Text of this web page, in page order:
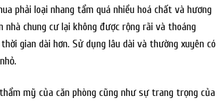
phải loại nhang tẩm quá nhiều hoá chất và hương
nhà chung cư lại không được rộng rãi và thoáng
gian dài hơn. Sử dụng lâu dài và thường xuyên có
mỹ của căn phòng cũng như sự trang trọng của